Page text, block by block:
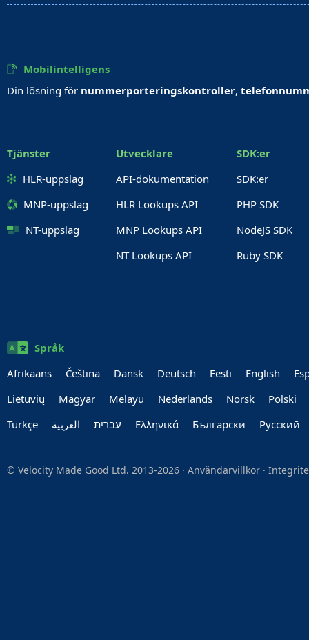
Mobilintelligens
Din lösning för nummerporteringskontroller,
Tjänster
HLR-uppslag
MNP-uppslag
NT-uppslag
Utvecklare
API-dokumentation
HLR Lookups API
MNP Lookups API
NT Lookups API
SDK:er
SDK:er
PHP SDK
NodeJS SDK
Ruby SDK
Språk
Afrikaans
Čeština Dansk Deutsch Eesti English
Lietuvių
Magyar Melayu Nederlands Norsk
Polski
Türkçe
العربية‏ עברית‏ Ελληνικά Български Руccкий
© Velocity Made Good Ltd. 2013-2026 · Användarvillkor ·